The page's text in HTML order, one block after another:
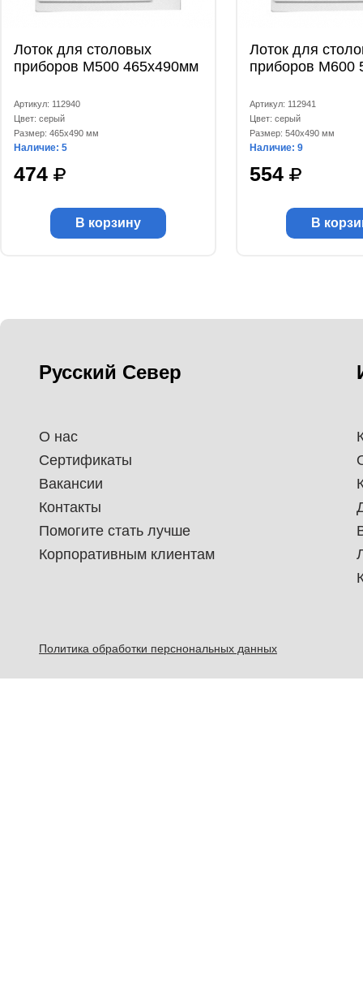
Лоток для столовых
приборов М500 465x490мм
Артикул: 112940
Цвет: серый
Размер: 465x490 мм
Наличие: 5
474
В корзину
Лоток для
приборов М600
Артикул: 112941
Цвет: серый
Размер: 540x490 мм
Наличие: 9
554
В
Русский Север
О нас
Сертификаты
Вакансии
Контакты
Помогите стать лучше
Корпоративным клиентам
Политика обработки перснональных данных